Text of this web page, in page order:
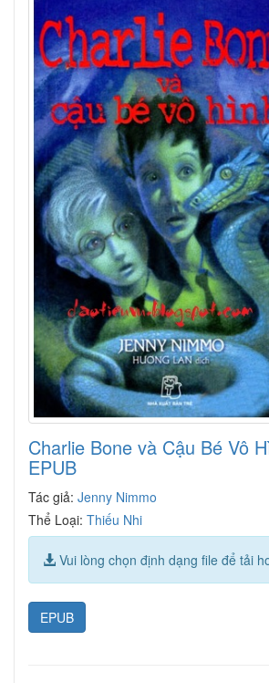
Charlie Bone và Cậu Bé Vô
EPUB
Tác giả: Jenny Nimmo
Thể Loại: Thiếu Nhi
Vui lòng chọn định dạng file để tải
EPUB